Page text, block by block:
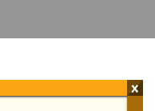
x